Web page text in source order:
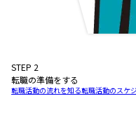
STEP 2
転職の準備をする
転職活動の流れを知る転職活動のスケ